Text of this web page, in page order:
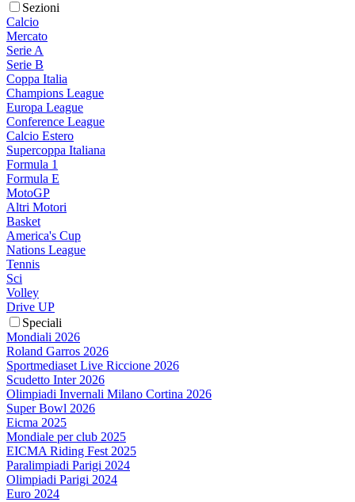
Sezioni
Calcio
Mercato
Serie A
Serie B
Coppa Italia
Champions League
Europa League
Conference League
Calcio Estero
Supercoppa Italiana
Formula 1
Formula E
MotoGP
Altri Motori
Basket
America's Cup
Nations League
Tennis
Sci
Volley
Drive UP
Speciali
Mondiali 2026
Roland Garros 2026
Sportmediaset Live Riccione 2026
Scudetto Inter 2026
Olimpiadi Invernali Milano Cortina 2026
Super Bowl 2026
Eicma 2025
Mondiale per club 2025
EICMA Riding Fest 2025
Paralimpiadi Parigi 2024
Olimpiadi Parigi 2024
Euro 2024